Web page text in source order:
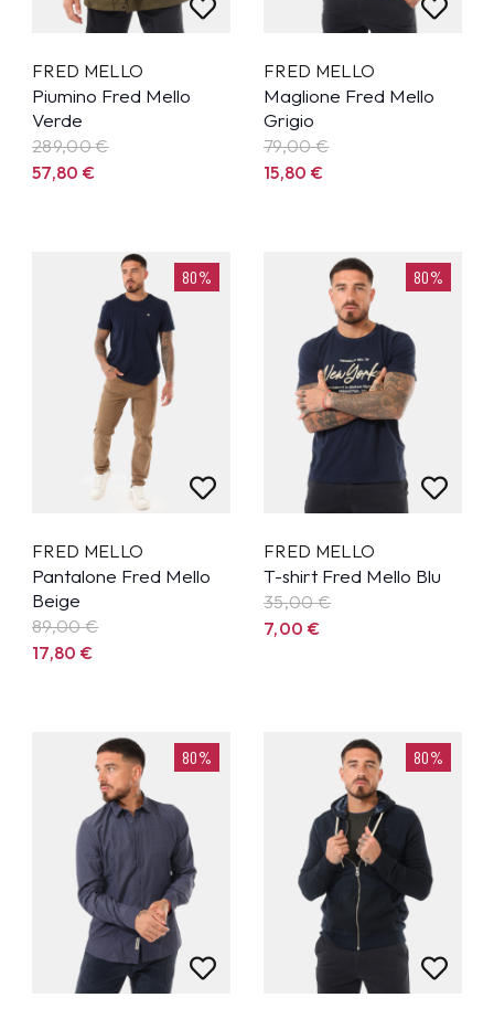
FRED MELLO
Piumino Fred Mello
Verde
289,00€
57,80€
FRED MELLO
Maglione Fred Mello
Grigio
79,00€
15,80€
80%
FRED MELLO
Pantalone Fred Mello
Beige
89,00€
17,80€
80%
FRED MELLO
T-shirt Fred Mello Blu
35,00€
7,00 €
80% 80%